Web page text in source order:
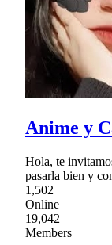
Anime y
Hola, te
pasarla bien y
1,502
Online
19,042
Members